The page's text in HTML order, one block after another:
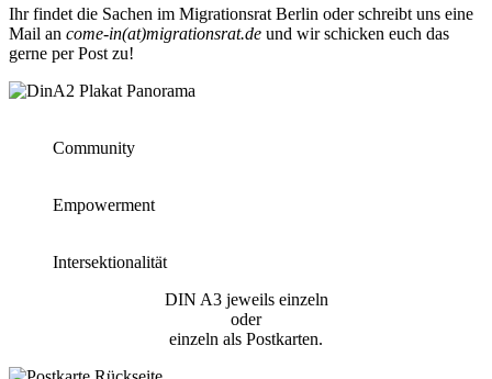
Ihr findet die Sachen im Migrationsrat Berlin oder schreibt uns eine
Mail an come-in(at)migrationsrat.de und wir schicken euch das
gerne per Post zu!
Community
Empowerment
Intersektionalität
DIN A3 jeweils einzeln
oder
einzeln als Postkarten.